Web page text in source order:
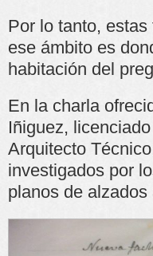
Por lo tanto,
ese ámbito es
habitación del
En la charla
Iñiguez,
Arquitecto
investigados por
planos de